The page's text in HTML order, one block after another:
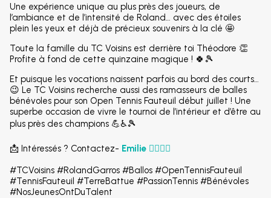
Une expérience unique au plus près des joueurs, de
l’ambiance et de l’intensité de Roland… avec des étoiles
plein les yeux et déjà de précieux souvenirs à la clé 🤩
Toute la famille du TC Voisins est derrière toi Théodore 👏
Profite à fond de cette quinzaine magique ! 🍀🎾
Et puisque les vocations naissent parfois au bord des courts…
😉 Le TC Voisins recherche aussi des ramasseurs de balles
bénévoles pour son Open Tennis Fauteuil début juillet ! Une
superbe occasion de vivre le tournoi de l’intérieur et d’être au
plus près des champions 💪♿🎾
📩 Intéressés ? Contactez- Emilie 👉🏼👉🏼
#TCVoisins #RolandGarros #Ballos #OpenTennisFauteuil
#TennisFauteuil #TerreBattue #PassionTennis #Bénévoles
#NosJeunesOntDuTalent